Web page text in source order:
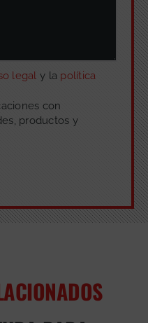
legaly la política
con
productos y